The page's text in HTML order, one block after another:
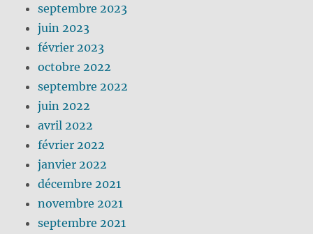
septembre 2023
juin 2023
février 2023
octobre 2022
septembre 2022
juin 2022
avril 2022
février 2022
janvier 2022
décembre 2021
novembre 2021
septembre 2021